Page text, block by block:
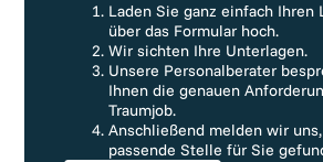
Laden Sie ganz einfach Ihren
über das Formular hoch.
Wir sichten Ihre Unterlagen.
Unsere Personalberater
Ihnen die genauen
Traumjob.
Anschließend melden wir
passende Stelle für Sie